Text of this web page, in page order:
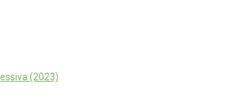
(2023)